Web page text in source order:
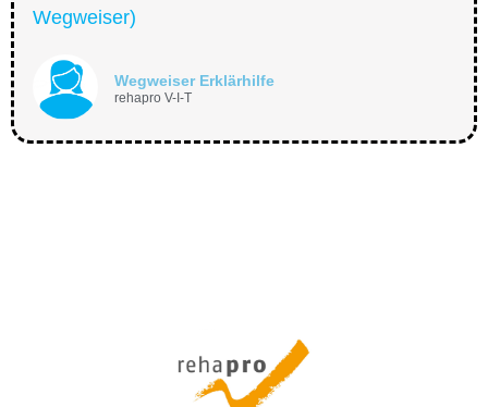
Wegweiser)
Wegweiser Erklärhilfe
rehapro V-I-T